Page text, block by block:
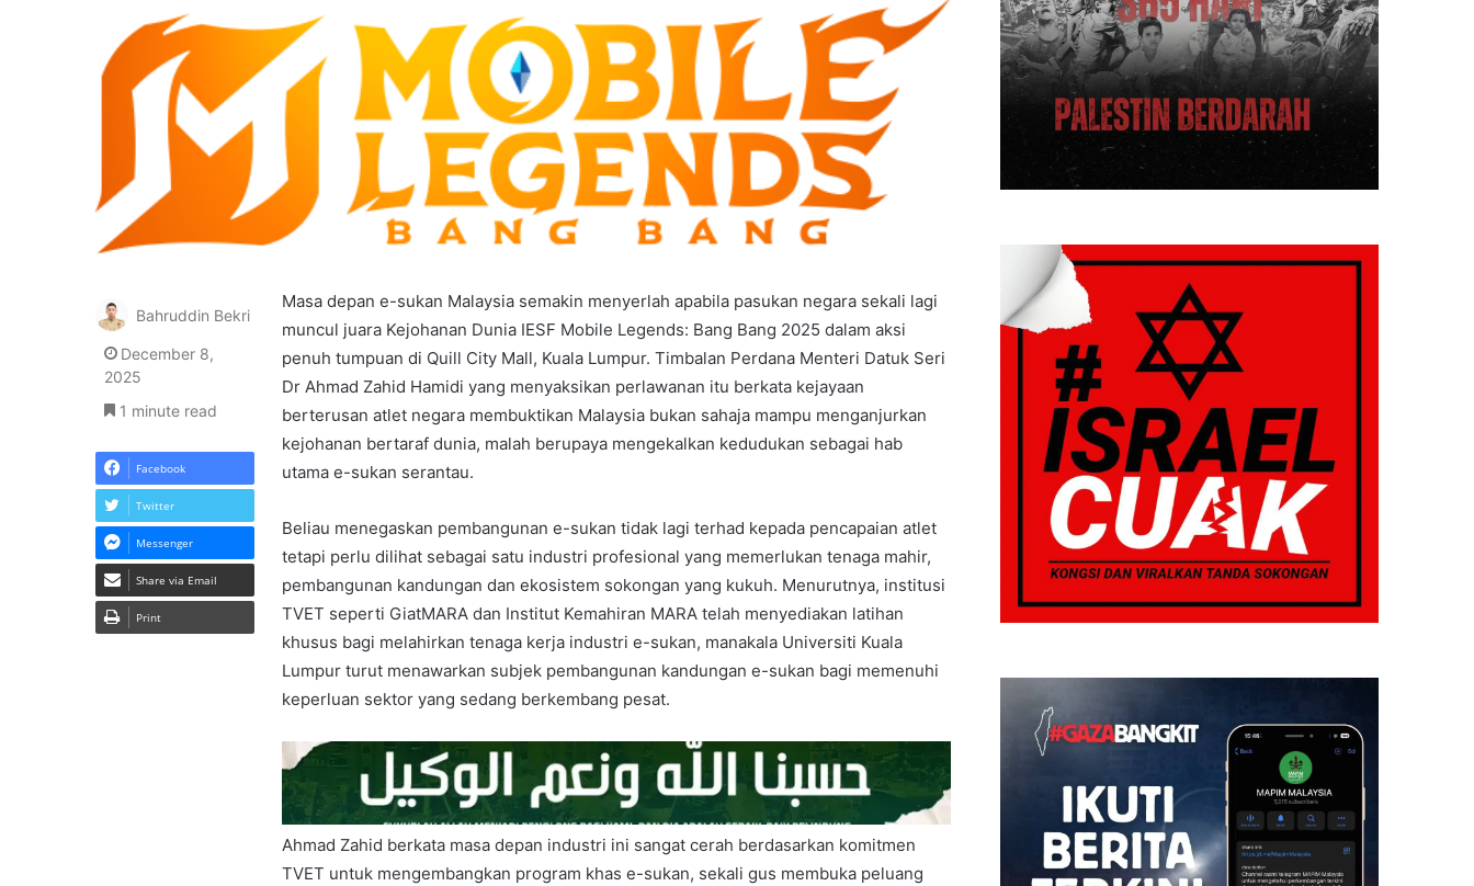
Masa depan e-sukan Malaysia semakin menyerlah apabila pasukan negara sekali lagi
muncul juara Kejohanan Dunia IESF Mobile Legends: Bang Bang 2025 dalam aksi
penuh tumpuan di Quill City Mall, Kuala Lumpur. Timbalan Perdana Menteri Datuk Seri
Dr Ahmad Zahid Hamidi yang menyaksikan perlawanan itu berkata kejayaan
berterusan atlet negara membuktikan Malaysia bukan sahaja mampu menganjurkan
kejohanan bertaraf dunia, malah berupaya mengekalkan kedudukan sebagai hab
utama e-sukan serantau.
Beliau menegaskan pembangunan e-sukan tidak lagi terhad kepada pencapaian atlet
tetapi perlu dilihat sebagai satu industri profesional yang memerlukan tenaga mahir,
pembangunan kandungan dan ekosistem sokongan yang kukuh. Menurutnya, institusi
TVET seperti GiatMARA dan Institut Kemahiran MARA telah menyediakan latihan
khusus bagi melahirkan tenaga kerja industri e-sukan, manakala Universiti Kuala
Lumpur turut menawarkan subjek pembangunan kandungan e-sukan bagi memenuhi
keperluan sektor yang sedang berkembang pesat.
Ahmad Zahid berkata masa depan industri ini sangat cerah berdasarkan komitmen
TVET untuk mengembangkan program khas e-sukan, sekali gus membuka peluang
Bahruddin Bekri
December 8,
2025
1 minute read
Facebook
Twitter
Messenger
Share via Email
Print